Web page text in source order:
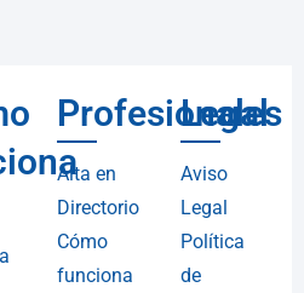
Profesionales
Alta en
Directorio
Cómo
funciona
Legal
Aviso
Legal
Política
de